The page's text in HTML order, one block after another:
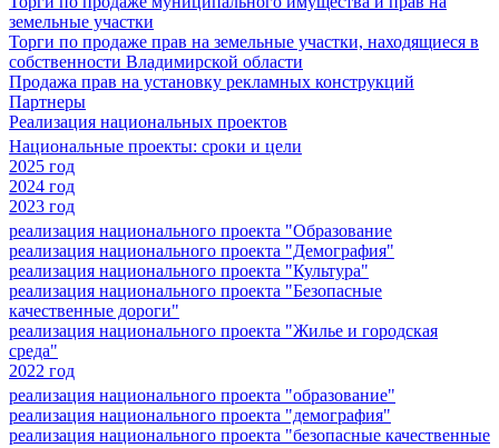
земельные участки
Торги по продаже прав на земельные участки, находящиеся в
собственности Владимирской области
Продажа прав на установку рекламных конструкций
Партнеры
Реализация национальных проектов
Национальные проекты: сроки и цели
2025 год
2024 год
2023 год
реализация национального проекта "Образование
реализация национального проекта "Демография"
реализация национального проекта "Культура"
реализация национального проекта "Безопасные
качественные дороги"
реализация национального проекта "Жилье и городская
среда"
2022 год
реализация национального проекта "образование"
реализация национального проекта "демография"
реализация национального проекта "безопасные качественные